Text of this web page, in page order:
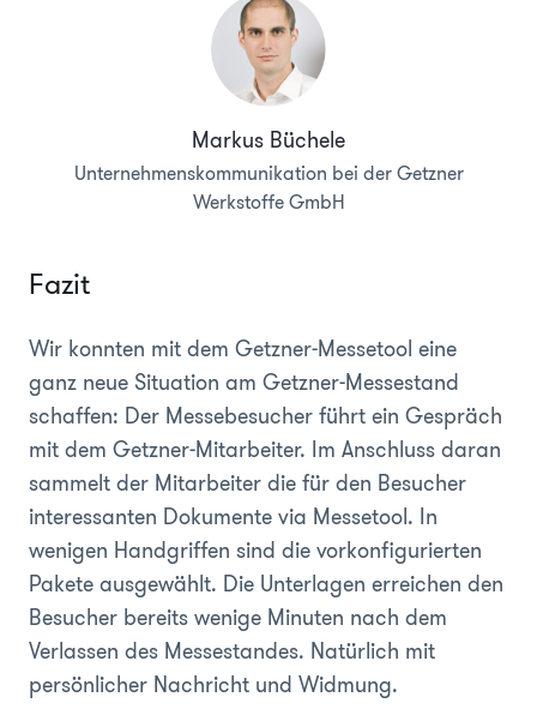
Markus Büchele
Unternehmenskommunikation bei der Getzner
Werkstoffe GmbH
Fazit
Wir konnten mit dem Getzner-Messetool eine
ganz neue Situation am Getzner-Messestand
schaffen: Der Messebesucher führt ein Gespräch
mit dem Getzner-Mitarbeiter. Im Anschluss daran
sammelt der Mitarbeiter die für den Besucher
interessanten Dokumente via Messetool. In
wenigen Handgriffen sind die vorkonfigurierten
Pakete ausgewählt. Die Unterlagen erreichen den
Besucher bereits wenige Minuten nach dem
Verlassen des Messestandes. Natürlich mit
persönlicher Nachricht und Widmung.